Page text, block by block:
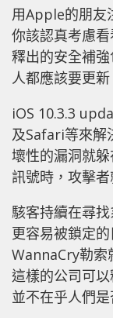
用Apple的朋友
你該認真考慮
釋出的安全補
人都應該要更新
iOS 10.3.3
及Safari等來解
壞性的漏洞就
訊號時，攻擊
駭客持續在尋
更容易被鎖定
WannaCry勒
這樣的公司可
並不在乎人們